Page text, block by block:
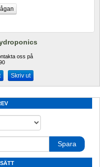
oss på
Skriv ut
Spara